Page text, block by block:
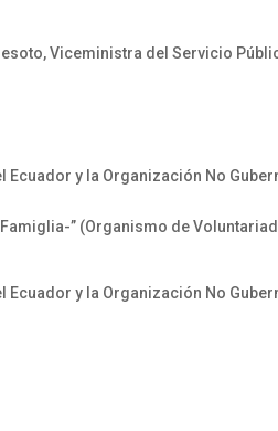
Viceministra del Servicio
y la Organización No
” (Organismo de
y la Organización No